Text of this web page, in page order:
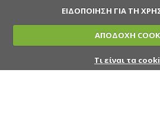
ΕΙΔΟΠΟΙΗΣΗ ΓΙΑ ΤΗ
ΑΠΟΔΟΧΗ
Τι είναι τα